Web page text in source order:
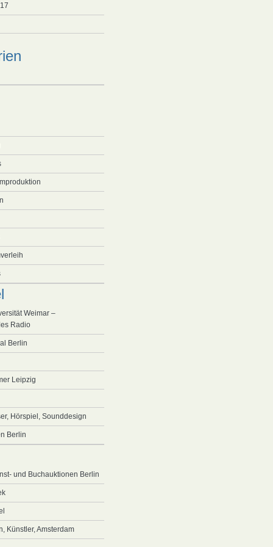
Weimar –
Radio
Berlin
Leipzig
Hörspiel, Sounddesign
Berlin
und Buchauktionen Berlin
Künstler, Amsterdam